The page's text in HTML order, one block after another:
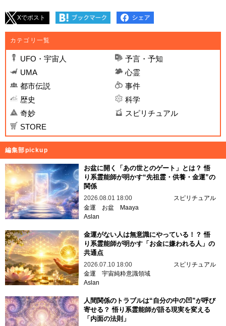
Xでポスト
カテゴリ一覧
UFO・宇宙人
予言・予知
UMA
心霊
都市伝説
事件
歴史
科学
奇妙
スピリチュアル
STORE
編集部pickup
お盆に開く「あの世とのゲート」とは？ 悟
り系霊能師が明かす“先祖霊・供養・金運”の
関係
2026.08.01 18:00
スピリチュアル
金運
お盆
Maaya
Aslan
金運がない人は無意識にやっている！？ 悟
り系霊能師が明かす「お金に嫌われる人」の
共通点
2026.07.10 18:00
スピリチュアル
金運 宇宙純粋意識領域
Aslan
人間関係のトラブルは“自分の中の凹”が呼び
寄せる？ 悟り系霊能師が語る現実を変える
「内面の法則」